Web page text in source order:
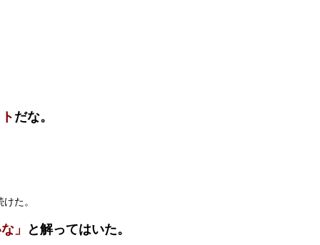
だな。
た。
」 と解ってはいた。